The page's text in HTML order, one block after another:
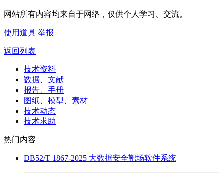
网站所有内容均来自于网络，仅供个人学习、交流。
使用道具 举报
返回列表
技术资料
数据、文献
报告、手册
图纸、模型、素材
技术动态
技术求助
热门内容
DB52/T 1867-2025 大数据安全靶场软件系统